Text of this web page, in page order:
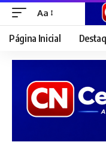
Font
Resizer
Aa
Página Inicial